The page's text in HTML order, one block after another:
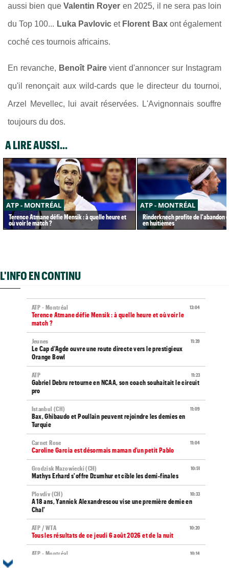
aussi bien queValentin Royer en 2025, il ne sera pas loin
du Top 100... Luka Pavlovicet Florent Bax ont également
coché ces tournois africains.
En revanche, Benoît Pairevient d'annoncer sur Instagram
qu'il renonçait aux wild-cards que le directeur du tournoi,
Arzel Mevellec, lui avait réservées. L'Avignonnais souffre
toujours du dos.
A LIRE AUSSI...
ATP - MONTRÉAL
Terence Atmane défie Mensik : à quelle heure et
où voir le match ?
ATP - MONTRÉAL
Rinderknech profite de l'abandon
en huitièmes
L'INFO EN CONTINU
12:04
ATP - Montréal
Terence Atmane défie Mensik : à quelle heure et où voir le
match ?
11:39
Jeunes
Le Cap d'Agde ouvre une route directe vers le prestigieux
Orange Bowl
11:23
ATP
Gabriel Debru retourne en NCAA, son coach souhaitait le circuit
pro
11:09
Istanbul (CH)
Bax, Ghibaudo et Poullain peuvent rejoindre les demies en
Turquie
11:04
Carnet Rose
Caroline Garcia est désormais maman d’un petit Pablo
10:51
Grodzisk Mazowiecki (CH)
Mathys Erhard s'offre Dzumhur et cible les demi-finales
10:33
Plovdiv (CH)
A 18 ans, Yannick Alexandrescou vise une première demie en
Chal'
10:20
ATP / WTA
Tous les résultats de ce jeudi 6 août 2026 et de la nuit
10:14
ATP - Montréal